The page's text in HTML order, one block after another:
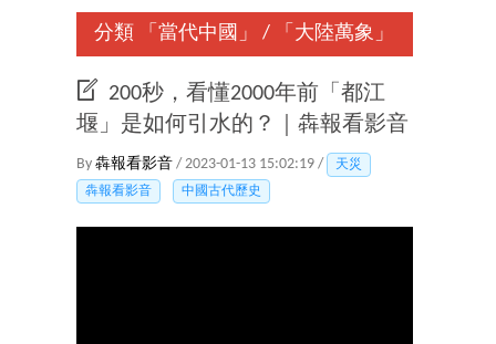
分類 「當代中國」 / 「大陸萬象」
200秒，看懂2000年前「都江
堰」是如何引水的？｜犇報看影音
By 犇報看影音 / 2023-01-13 15:02:19 /
天災
犇報看影音
中國古代歷史